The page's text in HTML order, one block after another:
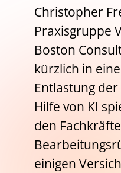
Christopher
Praxisgruppe
Boston
kürzlich in
Entlastung
Hilfe von KI
den
einigen